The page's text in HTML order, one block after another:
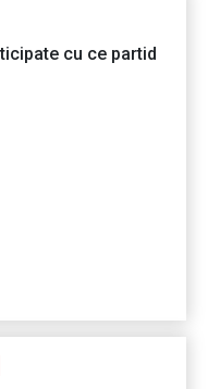
cu ce partid